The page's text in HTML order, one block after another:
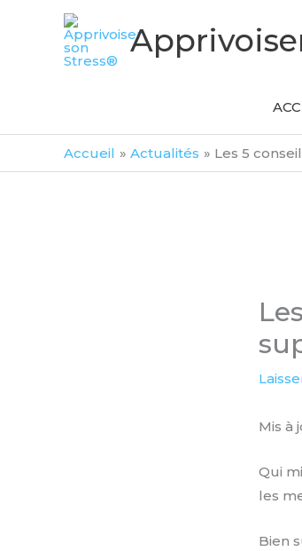
Accueil Actualités Les 5
Mis à
Qui
les
Bien